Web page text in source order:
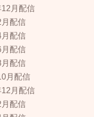
月配信
配信
配信
配信
配信
月配信
月配信
配信